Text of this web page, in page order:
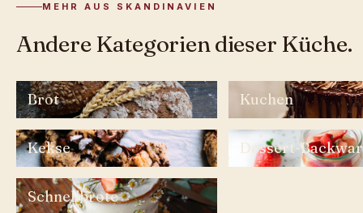
MEHR AUS SKANDINAVIEN
Andere Kategorien dieser Küche.
Brot Kuchen
Kekse Dessert-
Schnellbrote